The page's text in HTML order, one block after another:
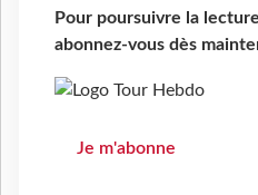
Pour poursuivre la
abonnez-vous dès
Je m'abonne